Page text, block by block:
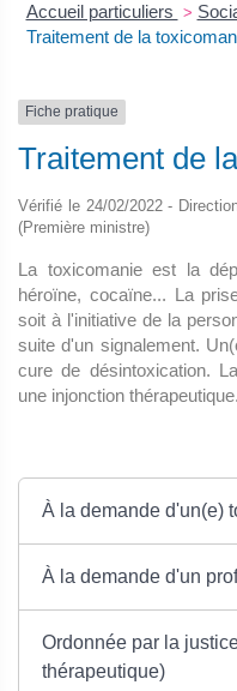
Accueil particuliers >
Traitement de la
Fiche pratique
Traitement de
Vérifié le 24/02/2022 -
(Première ministre)
La toxicomanie est la
héroïne, cocaïne... La
soit à l'initiative de la
suite d'un signalement.
cure de désintoxication.
une injonction thérapeutique.
À la demande d'un(e)
À la demande d'un
Ordonnée par la
thérapeutique)